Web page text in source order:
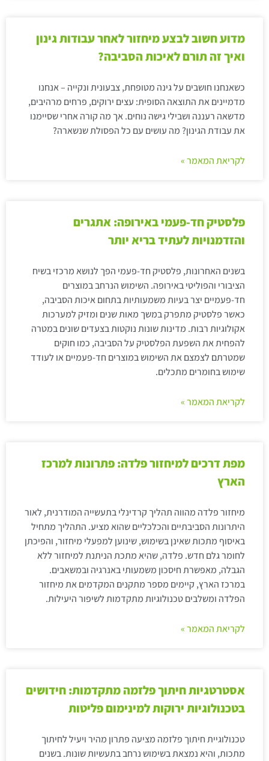
מדוע חשוב לבצע מיחזור לאחר עבודות גינון
ואיך זה תורם לאיכות הסביבה?
כשאנחנו חושבים על גינה מטופחת, צבעונית ונקייה – אנחנו
מדמיינים את התוצאה הסופית: עצים ירוקים, פרחים מרהיבים,
מדשאה רעננה ושבילי גישה נוחים. אך מה קורה אחרי שסיימנו
את עבודת הגינון? מה עושים עם כל הפסולת שנשארה?
לקריאת המאמר »
פלסטיק חד-פעמי באירופה: אתגרים
והזדמנויות לעתיד בריא יותר
בשנים האחרונות, פלסטיק חד-פעמי הפך לנושא מרכזי בשיח
הציבורי והפוליטי באירופה. השימוש הנרחב במוצרים
חד-פעמיים יצר בעיות משמעותיות בתחום איכות הסביבה,
כאשר פלסטיק מתפרק במשך מאות שנים ומזיק למערכות
אקולוגיות רבות. מדינות שונות נוקטות בצעדים שונים במטרה
להפחית את השפעת הפלסטיק על הסביבה, כמו חוקים
שמטרתם לצמצם את השימוש במוצרים חד-פעמיים או לעודד
שימוש בחומרים מתכלים.
לקריאת המאמר »
מפת דרכים למיחזור פלדה: פתרונות למרכז
הארץ
מיחזור פלדה מהווה תהליך קרדינלי בתעשייה המודרנית, לאור
היתרונות הסביבתיים והכלכליים שהוא מציע. התהליך מתחיל
באיסוף מתכות שאינן בשימוש, שינוען למפעלי מיחזור, והפיכתן
לחומר גלם חדש. פלדה, שהיא מתכת הניתנת למיחזור ללא
הגבלה, מאפשרת חיסכון משמעותי באנרגיה ובמשאבים.
במרכז הארץ, קיימים מספר מתקנים המקדמים את מיחזור
הפלדה ומשלבים טכנולוגיות מתקדמות לשיפור היעילות.
לקריאת המאמר »
אסטרטגיות חיתוך פלזמה מתקדמות: חידושים
בטכנולוגיות ירוקות למינימום פליטות
טכנולוגיית חיתוך פלזמה מציעה פתרון מהיר ויעיל לחיתוך
מתכות, והיא נמצאת בשימוש נרחב בתעשיות שונות. בשנים